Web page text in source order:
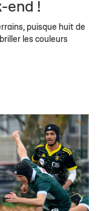
end !
puisque huit de
les couleurs